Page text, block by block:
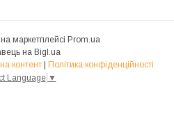
маркетплейсі Prom.ua
на Bigl.ua
контент | Політика конфіденційності
Language ▼